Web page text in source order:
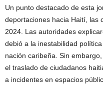
Un punto destacado de esta
deportaciones hacia Haití, las
2024. Las autoridades
debió a la inestabilidad
nación caribeña. Sin
el traslado de ciudadanos
a incidentes en espacios